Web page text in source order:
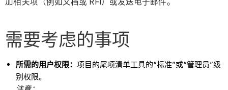
需要考虑的事项
所需的用户权限：项目的尾项清单工具的“标准”或“管理员”级
别权限。